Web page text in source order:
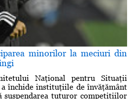
minorilor la meciuri din
Naţional pentru Situaţii
a închide instituţiile de învăţământ
suspendarea tuturor competiţiilor